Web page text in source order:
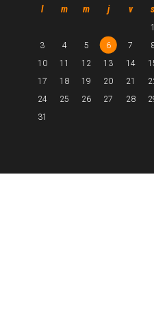
l m m j v s
1
3
4 5 6 7
10
11 12 13 14
17
18 19 20 21
24
25 26 27 28
31